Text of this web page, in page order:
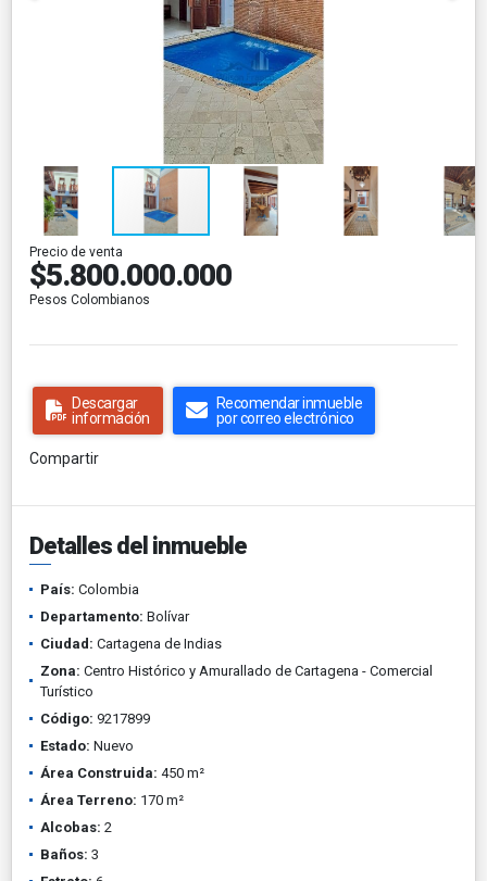
Precio de venta
$5.800.000.000
Pesos Colombianos
Descargar
información
Recomendar inmueble
por correo electrónico
Compartir
Detalles del inmueble
País: Colombia
Departamento: Bolívar
Ciudad: Cartagena de Indias
Zona: Centro Histórico y Amurallado de Cartagena - Comercial
Turístico
Código: 9217899
Estado: Nuevo
Área Construida: 450 m²
Área Terreno: 170 m²
Alcobas: 2
Baños: 3